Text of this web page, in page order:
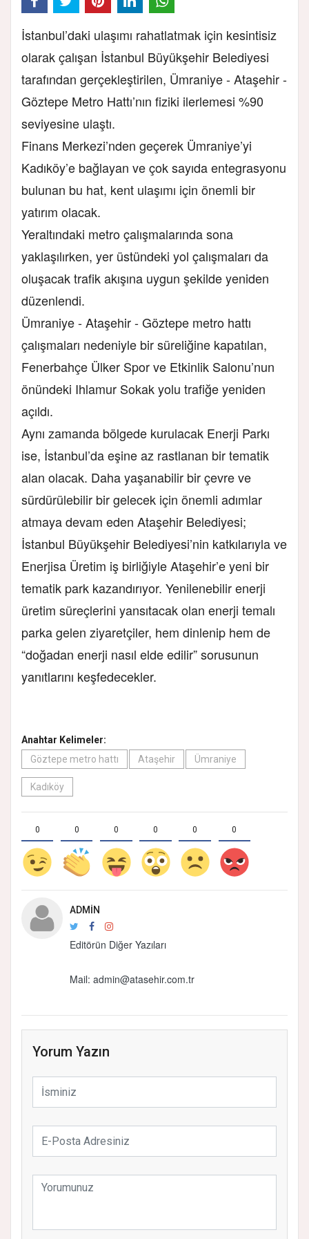
İstanbul’daki ulaşımı rahatlatmak için kesintisiz
olarak çalışan İstanbul Büyükşehir Belediyesi
tarafından gerçekleştirilen, Ümraniye - Ataşehir -
Göztepe Metro Hattı’nın fiziki ilerlemesi %90
seviyesine ulaştı.
Finans Merkezi’nden geçerek Ümraniye’yi
Kadıköy’e bağlayan ve çok sayıda entegrasyonu
bulunan bu hat, kent ulaşımı için önemli bir
yatırım olacak.
Yeraltındaki metro çalışmalarında sona
yaklaşılırken, yer üstündeki yol çalışmaları da
oluşacak trafik akışına uygun şekilde yeniden
düzenlendi.
Ümraniye - Ataşehir - Göztepe metro hattı
çalışmaları nedeniyle bir süreliğine kapatılan,
Fenerbahçe Ülker Spor ve Etkinlik Salonu’nun
önündeki Ihlamur Sokak yolu trafiğe yeniden
açıldı.
Aynı zamanda bölgede kurulacak Enerji Parkı
ise, İstanbul’da eşine az rastlanan bir tematik
alan olacak. Daha yaşanabilir bir çevre ve
sürdürülebilir bir gelecek için önemli adımlar
atmaya devam eden Ataşehir Belediyesi;
İstanbul Büyükşehir Belediyesi’nin katkılarıyla ve
Enerjisa Üretim iş birliğiyle Ataşehir’e yeni bir
tematik park kazandırıyor. Yenilenebilir enerji
üretim süreçlerini yansıtacak olan enerji temalı
parka gelen ziyaretçiler, hem dinlenip hem de
“doğadan enerji nasıl elde edilir” sorusunun
yanıtlarını keşfedecekler.
Anahtar Kelimeler:
Göztepe metro hattı
Ataşehir Ümraniye
Kadıköy
0 0 0 0 0 0
ADMIN
Editörün Diğer Yazıları
Mail: admin@atasehir.com.tr
Yorum Yazın